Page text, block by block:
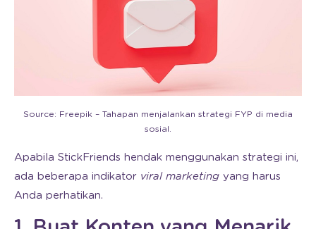
Source: Freepik – Tahapan menjalankan strategi FYP di media
sosial.
Apabila StickFriends hendak menggunakan strategi ini,
ada beberapa indikator viral marketing yang harus
Anda perhatikan.